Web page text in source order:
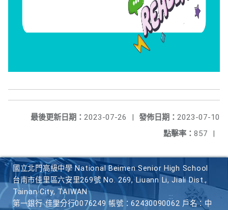
發佈日期： 2023-07-10
最後更新日期： 2023-07-26
|
點擊率： 857 |
國立北門高級中學 National Beimen Senior High School
台南市佳里區六安里269號 No. 269, Liuann Li, Jiali Dist.,
Tainan City, TAIWAN
第一銀行 佳里分行0076249 帳號：62430090062 戶名：中